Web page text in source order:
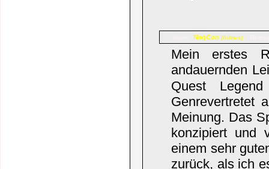
NegCon (Admin)
Mein erstes
andauernden
Quest
Genrevertretet
Meinung. Das
konzipiert und
einem sehr
zurück, als ich